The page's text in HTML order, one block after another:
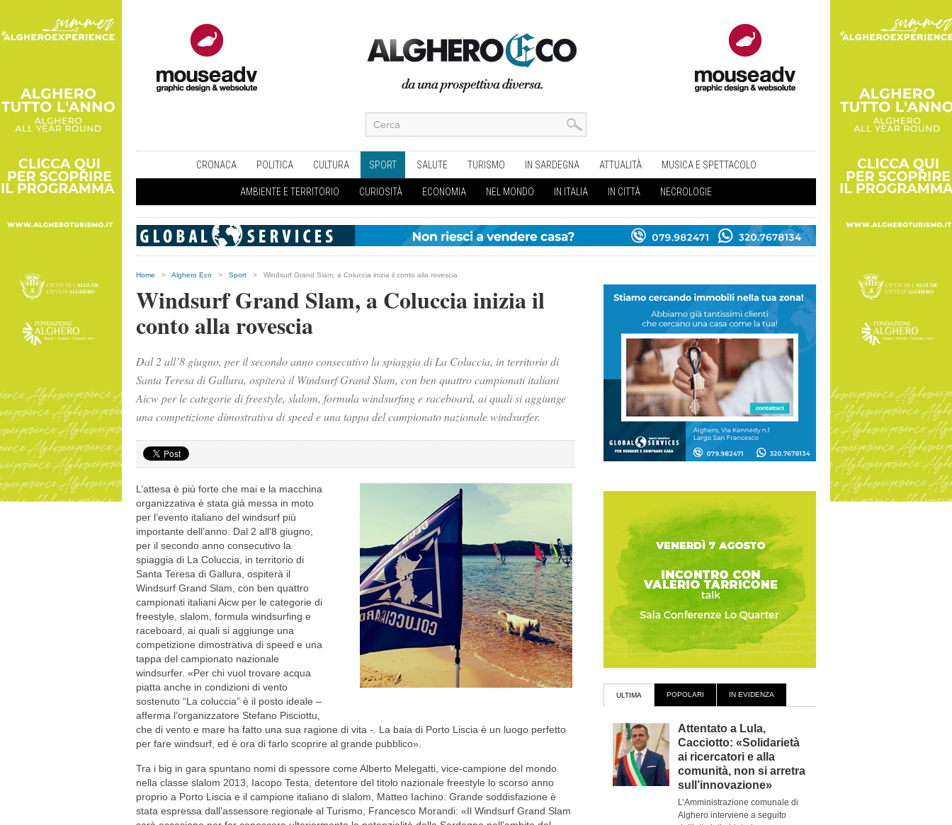
CRONACA POLITICA CULTURA SPORT SALUTE TURISMO IN SARDEGNA ATTUALITÀ MUSICA E SPETTACOLO
AMBIENTE E TERRITORIO CURIOSITÀ ECONOMIA NEL MONDO IN ITALIA IN CITTÀ NECROLOGIE
Home > Alghero Eco > Sport > Windsurf Grand Slam, a Coluccia inizia il conto alla rovescia
Windsurf Grand Slam, a Coluccia inizia il
conto alla rovescia
Dal 2 all’8 giugno, per il secondo anno consecutivo la spiaggia di La Coluccia, in territorio di
Santa Teresa di Gallura, ospiterà il Windsurf Grand Slam, con ben quattro campionati italiani
Aicw per le categorie di freestyle, slalom, formula windsurfing e raceboard, ai quali si aggiunge
una competizione dimostrativa di speed e una tappa del campionato nazionale windsurfer.
L’attesa è più forte che mai e la macchina
organizzativa è stata già messa in moto
per l’evento italiano del windsurf più
importante dell’anno. Dal 2 all’8 giugno,
per il secondo anno consecutivo la
spiaggia di La Coluccia, in territorio di
Santa Teresa di Gallura, ospiterà il
Windsurf Grand Slam, con ben quattro
campionati italiani Aicw per le categorie di
freestyle, slalom, formula windsurfing e
raceboard, ai quali si aggiunge una
competizione dimostrativa di speed e una
tappa del campionato nazionale
windsurfer. «Per chi vuol trovare acqua
piatta anche in condizioni di vento
sostenuto “La coluccia” è il posto ideale –
afferma l’organizzatore Stefano Pisciottu,
che di vento e mare ha fatto una sua ragione di vita -. La baia di Porto Liscia è un luogo perfetto
per fare windsurf, ed è ora di farlo scoprire al grande pubblico».
Tra i big in gara spuntano nomi di spessore come Alberto Melegatti, vice-campione del mondo
nella classe slalom 2013, Iacopo Testa, detentore del titolo nazionale freestyle lo scorso anno
proprio a Porto Liscia e il campione italiano di slalom, Matteo Iachino. Grande soddisfazione è
stata espressa dall’assessore regionale al Turismo, Francesco Morandi: «Il Windsurf Grand Slam
ULTIMA POPOLARI IN EVIDENZA
Attentato a Lula,
Cacciotto: «Solidarietà
ai ricercatori e alla
comunità, non si arretra
sull’innovazione»
L’Amministrazione comunale di
Alghero interviene a seguito